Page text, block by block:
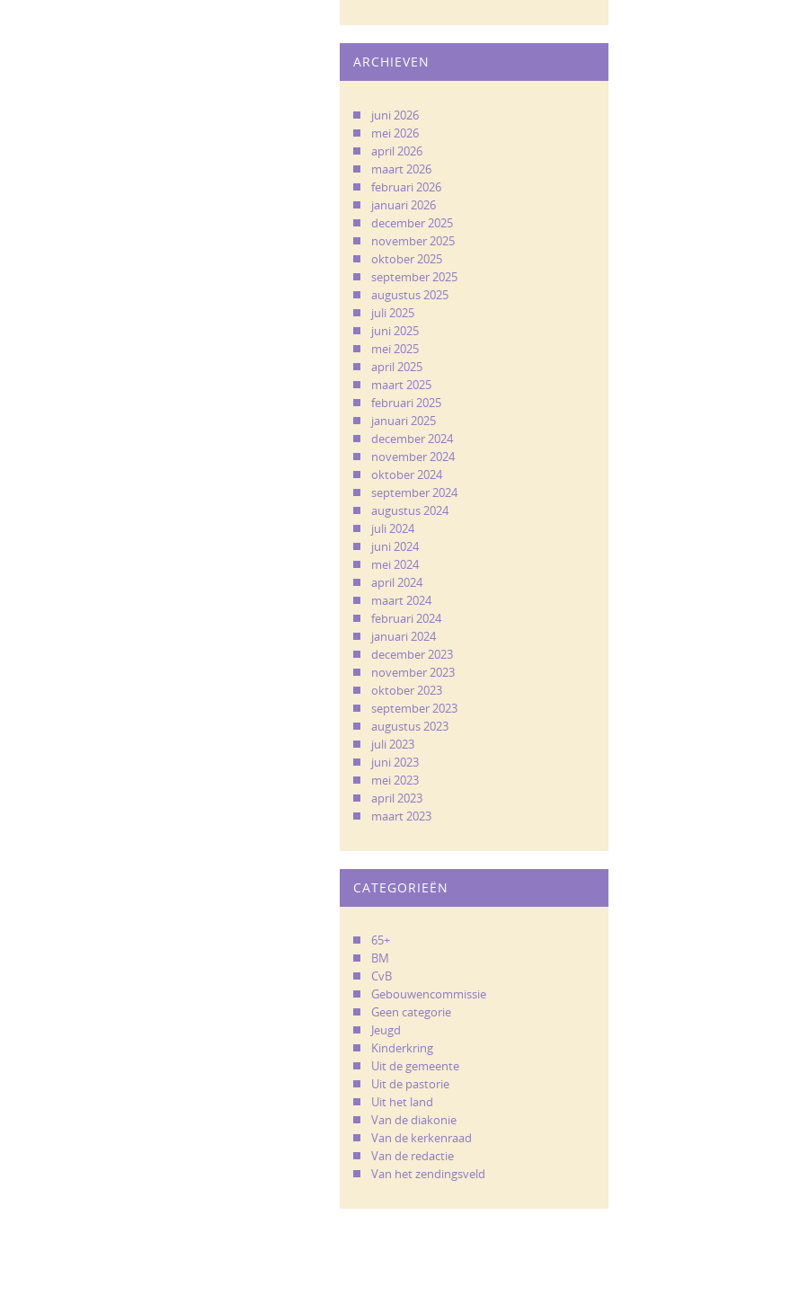
ARCHIEVEN
juni 2026
mei 2026
april 2026
maart 2026
februari 2026
januari 2026
december 2025
november 2025
oktober 2025
september 2025
augustus 2025
juli 2025
juni 2025
mei 2025
april 2025
maart 2025
februari 2025
januari 2025
december 2024
november 2024
oktober 2024
september 2024
augustus 2024
juli 2024
juni 2024
mei 2024
april 2024
maart 2024
februari 2024
januari 2024
december 2023
november 2023
oktober 2023
september 2023
augustus 2023
juli 2023
juni 2023
mei 2023
april 2023
maart 2023
CATEGORIEËN
65+
BM
CvB
Gebouwencommissie
Geen categorie
Jeugd
Kinderkring
Uit de gemeente
Uit de pastorie
Uit het land
Van de diakonie
Van de kerkenraad
Van de redactie
Van het zendingsveld